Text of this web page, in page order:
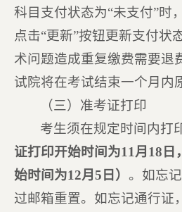
科目支付状态为“未支付”时
点击“更新”按钮更新支付状
术问题造成重复缴费需要退
试院将在考试结束一个月内
（三）准考证打印
考生须在规定时间内打
证打印开始时间为11月 18 日
始时间为12月 5 日） 。如忘
过邮箱重置。如忘记通行证